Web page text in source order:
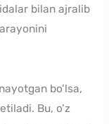
bilan ajralib
bo’lsa,
Bu, o’z